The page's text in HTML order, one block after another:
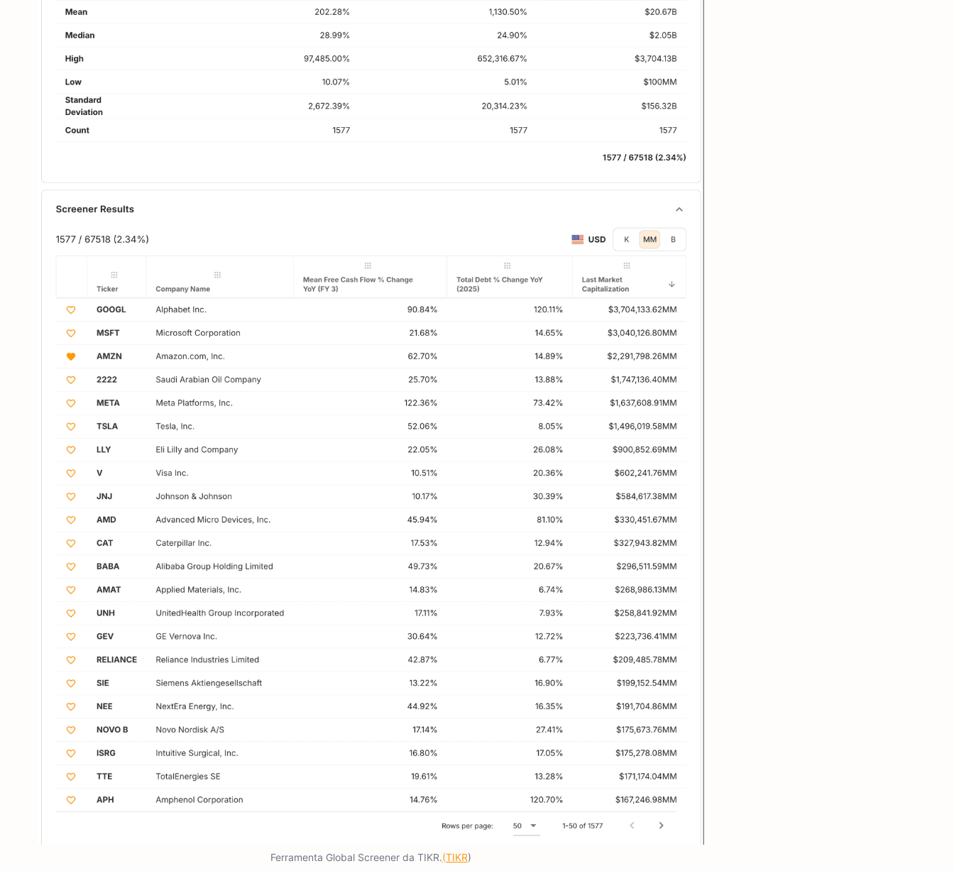
Ferramenta Global Screener da TIKR.(TIKR)